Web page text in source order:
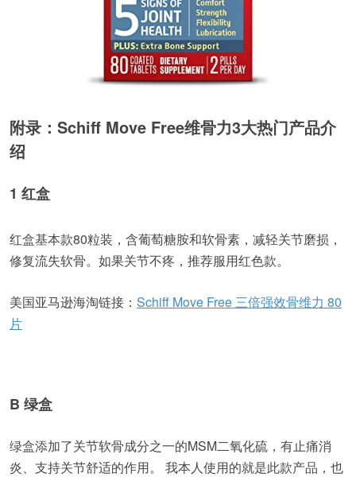
附录：Schiff Move Free维骨力3大热门产品介
绍
1 红盒
红盒基本款80粒装，含葡萄糖胺和软骨素，减轻关节磨损，
修复流失软骨。如果关节不疼，推荐服用红色款。
美国亚马逊海淘链接： Schiff Move Free 三倍强效骨维力 80
片
B 绿盒
绿盒添加了关节软骨成分之一的MSM二氧化硫，有止痛消
炎、支持关节舒适的作用。 我本人使用的就是此款产品，也